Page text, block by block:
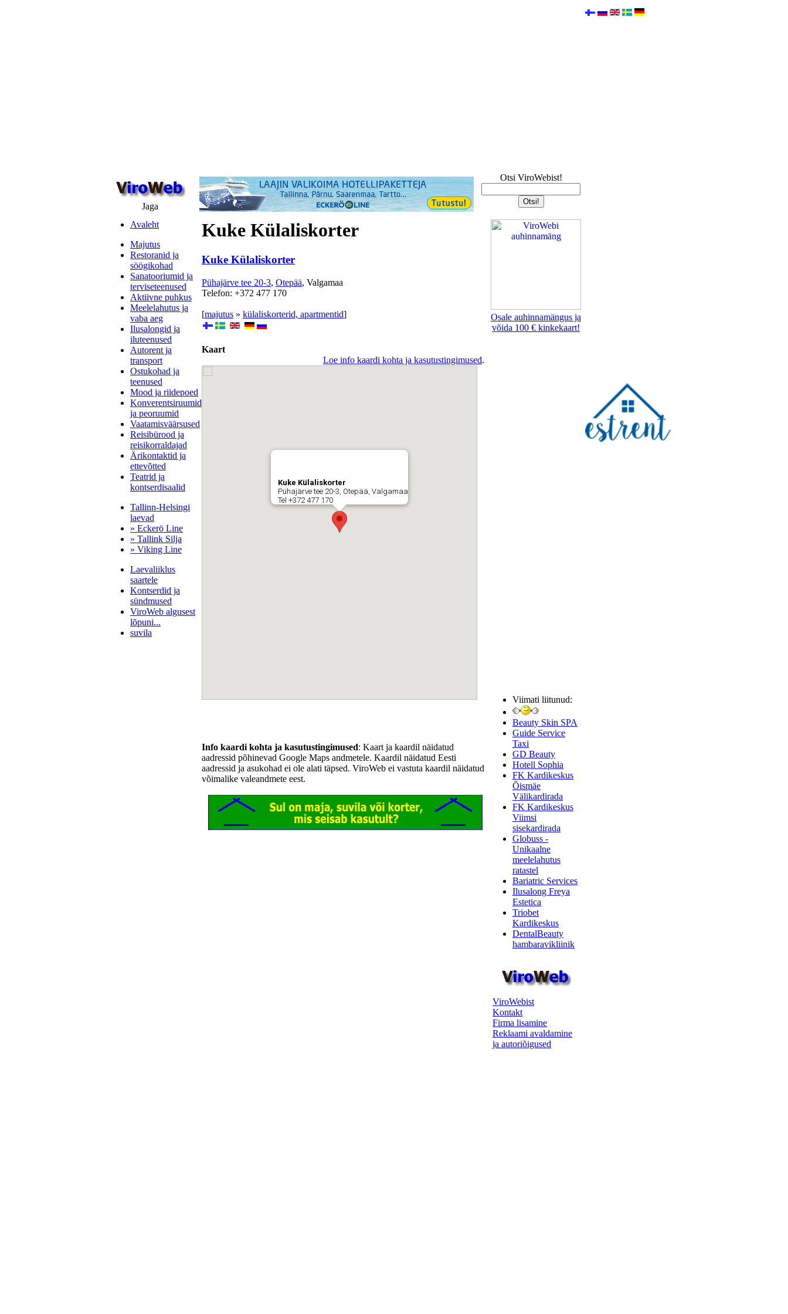
Jaga
Otsi ViroWebist!
Avaleht
Majutus
Restoranid ja
söögikohad
Sanatooriumid ja
terviseteenused
Aktiivne puhkus
Meelelahutus ja
vaba aeg
Ilusalongid ja
iluteenused
Autorent ja
transport
Ostukohad ja
teenused
Mood ja riidepoed
Konverentsiruumid
ja peoruumid
Vaatamisväärsused
Reisibürood ja
reisikorraldajad
Ärikontaktid ja
ettevõtted
Teatrid ja
kontserdisaalid
Tallinn-Helsingi
laevad
» Eckerö Line
» Tallink Silja
» Viking Line
Laevaliiklus
saartele
Kontserdid ja
sündmused
ViroWeb algusest
lõpuni...
suvila
Kuke Külaliskorter
Kuke Külaliskorter
Pühajärve tee 20-3, Otepää, Valgamaa
Telefon: +372 477 170
[majutus » külaliskorterid, apartmentid]
Kaart
Loe info kaardi kohta ja kasutustingimused.
Kuke Külaliskorter
Pühajärve tee 20-3, Otepää, Valgamaa
Tel +372 477 170
Info kaardi kohta ja kasutustingimused: Kaart ja kaardil näidatud
aadressid põhinevad Google Maps andmetele. Kaardil näidatud Eesti
aadressid ja asukohad ei ole alati täpsed. ViroWeb ei vastuta kaardil näidatud
võimalike valeandmete eest.
Osale auhinnamängus ja
võida 100 € kinkekaart!
Viimati liitunud:
Beauty Skin SPA
Guide Service
Taxi
GD Beauty
Hotell Sophia
FK Kardikeskus
Õismäe
Välikardirada
FK Kardikeskus
Viimsi
sisekardirada
Globuss -
Unikaalne
meelelahutus
ratastel
Bariatric Services
Ilusalong Freya
Estetica
Triobet
Kardikeskus
DentalBeauty
hambaravikliinik
ViroWebist
Kontakt
Firma lisamine
Reklaami avaldamine
ja autoriõigused